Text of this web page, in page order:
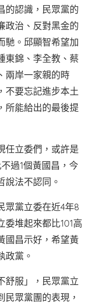
的認識，民眾黨的
政治、反對黑金的
馳。邱顯智希望加
東錦、李全教、蔡
兩岸一家親的時
不要忘記進步本土
所能給出的最後提
任立委們，或許是
過1個黃國昌，今
說法不認同。
眾黨立委在近4年8
堆起來都比101高
國昌示好，希望黃
政黨。
舒服」，民眾黨立
眾黨團的表現，